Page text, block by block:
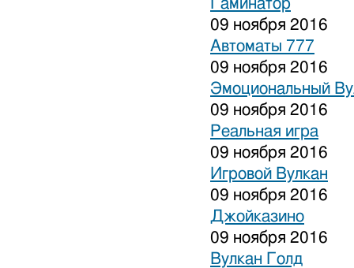
Гаминатор
09 ноября 2016
Автоматы 777
09 ноября 2016
Эмоциональный
09 ноября 2016
Реальная игра
09 ноября 2016
Игровой Вулкан
09 ноября 2016
Джойказино
09 ноября 2016
Вулкан Голд